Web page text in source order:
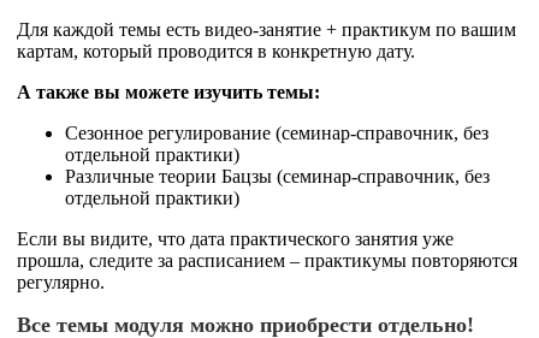
Для каждой темы есть видео-занятие + практикум по вашим
картам, который проводится в конкретную дату.
А также вы можете изучить темы:
Сезонное регулирование (семинар-справочник, без
отдельной практики)
Различные теории Бацзы (семинар-справочник, без
отдельной практики)
Если вы видите, что дата практического занятия уже
прошла, следите за расписанием – практикумы повторяются
регулярно.
Все темы модуля можно приобрести отдельно!